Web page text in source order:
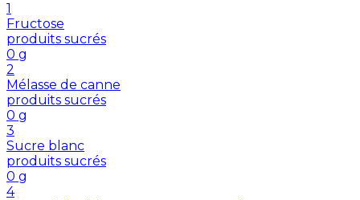
1
Fructose
produits sucrés
0 g
2
Mélasse de canne
produits sucrés
0 g
3
Sucre blanc
produits sucrés
0 g
4